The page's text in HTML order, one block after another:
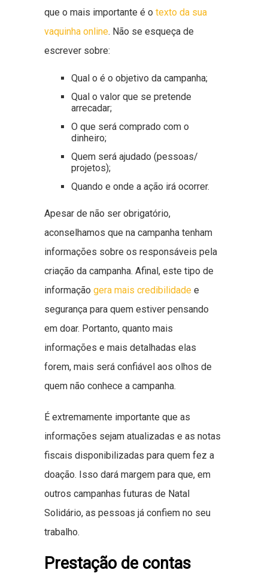
que o mais importante é o texto da sua
vaquinha online. Não se esqueça de
escrever sobre:
Qual o é o objetivo da campanha;
Qual o valor que se pretende
arrecadar;
O que será comprado com o
dinheiro;
Quem será ajudado (pessoas/
projetos);
Quando e onde a ação irá ocorrer.
Apesar de não ser obrigatório,
aconselhamos que na campanha tenham
informações sobre os responsáveis pela
criação da campanha. Afinal, este tipo de
informação gera mais credibilidade e
segurança para quem estiver pensando
em doar. Portanto, quanto mais
informações e mais detalhadas elas
forem, mais será confiável aos olhos de
quem não conhece a campanha.
É extremamente importante que as
informações sejam atualizadas e as notas
fiscais disponibilizadas para quem fez a
doação. Isso dará margem para que, em
outros campanhas futuras de Natal
Solidário, as pessoas já confiem no seu
trabalho.
Prestação de contas